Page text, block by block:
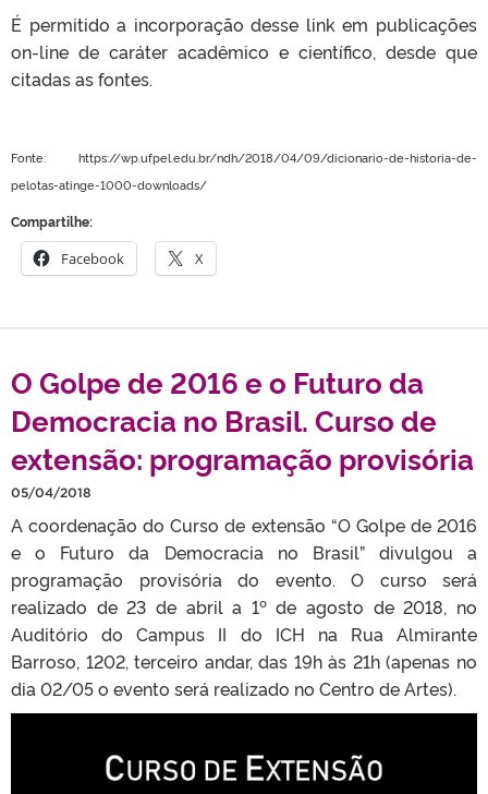
É permitido a incorporação desse link em publicações
on-line de caráter acadêmico e científico, desde que
citadas as fontes.
Fonte: https://wp.ufpel.edu.br/ndh/2018/04/09/dicionario-de-historia-de-
pelotas-atinge-1000-downloads/
Compartilhe:
Facebook X
O Golpe de 2016 e o Futuro da
Democracia no Brasil. Curso de
extensão: programação provisória
05/04/2018
A coordenação do Curso de extensão “O Golpe de 2016
e o Futuro da Democracia no Brasil” divulgou a
programação provisória do evento. O curso será
realizado de 23 de abril a 1º de agosto de 2018, no
Auditório do Campus II do ICH na Rua Almirante
Barroso, 1202, terceiro andar, das 19h às 21h (apenas no
dia 02/05 o evento será realizado no Centro de Artes).